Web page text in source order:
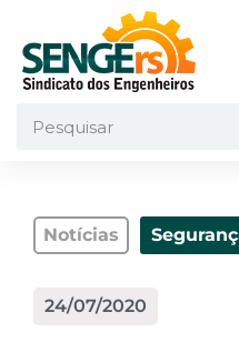
Notícias
24/07/2020